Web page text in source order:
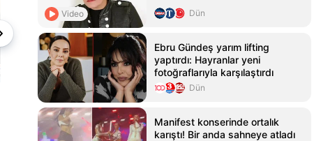
Video Dün
Ebru Gündeş yarım lifting
yaptırdı: Hayranlar yeni
fotoğraflarıyla karşılaştırdı
Dün
Manifest konserinde ortalık
karıştı! Bir anda sahneye atladı